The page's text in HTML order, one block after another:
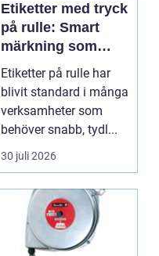
Etiketter med tryck
på rulle: Smart
märkning som
stärker både flöde
och varumärke
Etiketter på rulle har
blivit standard i många
verksamheter som
behöver snabb, tydl...
30 juli 2026